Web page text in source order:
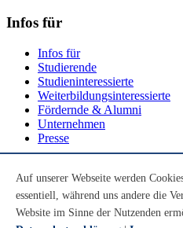
Infos für
Infos für
Studierende
Studieninteressierte
Weiterbildungsinteressierte
Fördernde & Alumni
Unternehmen
Presse
Youtube
Instagram
Auf unserer Webseite werden
essentiell, während uns andere die
Website im Sinne der Nutzenden